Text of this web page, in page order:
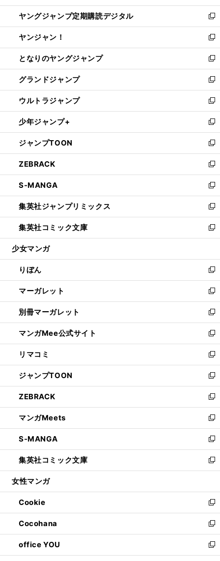
開
く
ウ
で
開
く
ン
ド
ウ
で
開
く
し
い
ウ
ィ
ン
ド
ウ
で
開
く
ヤングジャンプ定期購読デジタル
新
し
い
ウ
ィ
ン
ド
ウ
で
開
く
ヤンジャン！
新
し
い
ウ
ィ
ン
ド
ウ
で
開
く
となりのヤングジャンプ
新
し
い
ウ
ィ
ン
ド
ウ
で
開
く
グランドジャンプ
新
し
い
ウ
ィ
ン
ド
ウ
で
開
く
ウルトラジャンプ
新
し
い
ウ
ィ
ン
ド
ウ
で
開
く
少年ジャンプ+
新
し
い
ウ
ィ
ン
ド
ウ
で
開
く
ジャンプTOON
新
し
い
ウ
ィ
ン
ド
ウ
で
開
ZEBRACK
新
し
い
ウ
ィ
ン
ド
ウ
開
く
S-MANGA
新
し
い
ウ
ィ
ン
ウ
で
開
く
集英社ジャンプリミックス
新
し
い
ウ
ン
ド
ウ
で
開
く
集英社コミック文庫
新
し
ウ
ィ
ン
ド
ウ
で
開
く
少女マンガ
りぼん
新
し
い
ウ
ィ
ン
ド
ウ
で
開
く
マーガレット
新
し
い
ウ
ィ
ン
ド
ウ
で
開
く
別冊マーガレット
新
し
い
ウ
ィ
ン
ド
ウ
で
開
く
マンガMee公式サイト
新
し
い
ウ
ィ
ン
ド
ウ
で
開
く
リマコミ
新
し
い
ウ
ィ
ン
ド
ウ
で
開
く
ジャンプTOON
新
し
い
ウ
ィ
ン
ド
ウ
で
開
ZEBRACK
新
し
い
ウ
ィ
ン
ド
ウ
開
く
マンガMeets
新
し
い
ウ
ィ
ン
ウ
で
開
く
S-MANGA
新
し
い
ウ
ン
ド
ウ
で
開
く
集英社コミック文庫
新
し
ウ
ィ
ン
ド
ウ
で
開
女性マンガ
Cookie
新
し
い
ウ
ィ
ン
Cocohana
新
し
い
ウ
office YOU
新
し